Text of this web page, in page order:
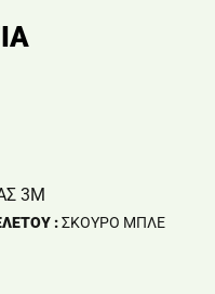
3Μ
:ΣΚΟΎΡΟ ΜΠΛΕ